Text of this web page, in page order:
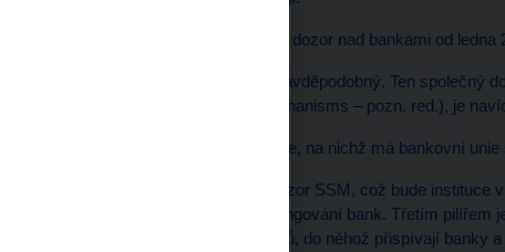
* LN Jednotný evropský dozor nad bankami od
Podle mě je krajně nepravděpodobný. Ten společný
(single supervisory mechanisms – pozn. red.), je
* LN Co jsou ty čtyři pilíře, na nichž má bankovní unie
První je ten společný dozor SSM, což bude
společná pravidla pro fungování bank. Třetím
svůj fond pojištění vkladů, do něhož přispívají banky